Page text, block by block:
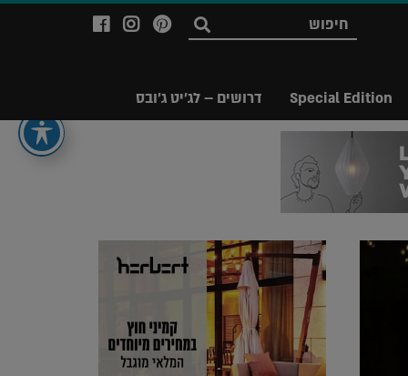
Special Edition דרושים – לג'יט ג'ובס
חפש
לעמוד
של
לעמוד
לג'יט
Legit